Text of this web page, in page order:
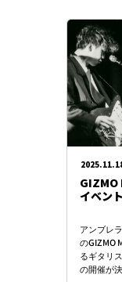
GIZMO
イベン
アンブレ
のGIZMO
るギタリ
の開催が